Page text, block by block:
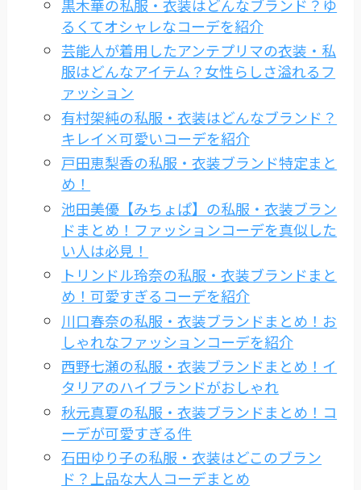
黒木華の私服・衣装はどんなブランド？ゆ
るくてオシャレなコーデを紹介
芸能人が着用したアンテプリマの衣装・私
服はどんなアイテム？女性らしさ溢れるフ
ァッション
有村架純の私服・衣装はどんなブランド？
キレイ×可愛いコーデを紹介
戸田恵梨香の私服・衣装ブランド特定まと
め！
池田美優【みちょぱ】の私服・衣装ブラン
ドまとめ！ファッションコーデを真似した
い人は必見！
トリンドル玲奈の私服・衣装ブランドまと
め！可愛すぎるコーデを紹介
川口春奈の私服・衣装ブランドまとめ！お
しゃれなファッションコーデを紹介
西野七瀬の私服・衣装ブランドまとめ！イ
タリアのハイブランドがおしゃれ
秋元真夏の私服・衣装ブランドまとめ！コ
ーデが可愛すぎる件
石田ゆり子の私服・衣装はどこのブラン
ド？上品な大人コーデまとめ